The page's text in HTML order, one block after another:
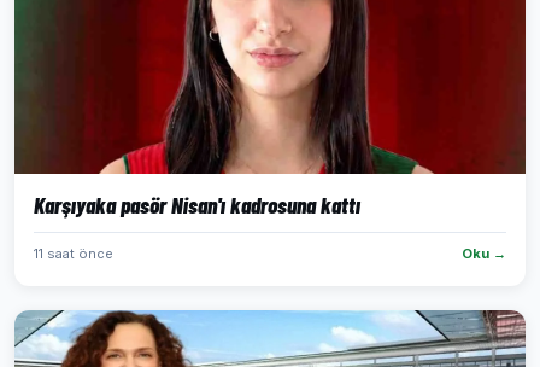
Karşıyaka pasör Nisan'ı kadrosuna kattı
11 saat önce Oku →